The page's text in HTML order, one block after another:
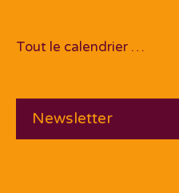
Tout le calendrier …
Newsletter